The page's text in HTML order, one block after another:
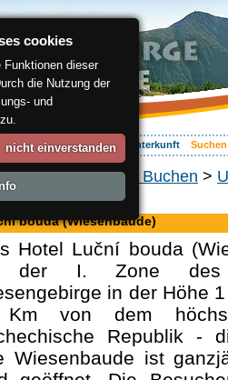
Entspannung Ihr Urlaub Unterkunft
>Suchen und Buchen >
bouda (Wiesenbaude)
Hotel Luční bouda
der I. Zone des
in der Höhe
von dem
Republik -
Wiesenbaude ist
cookies
dieser
die Nutzung der
und
nicht einverstanden